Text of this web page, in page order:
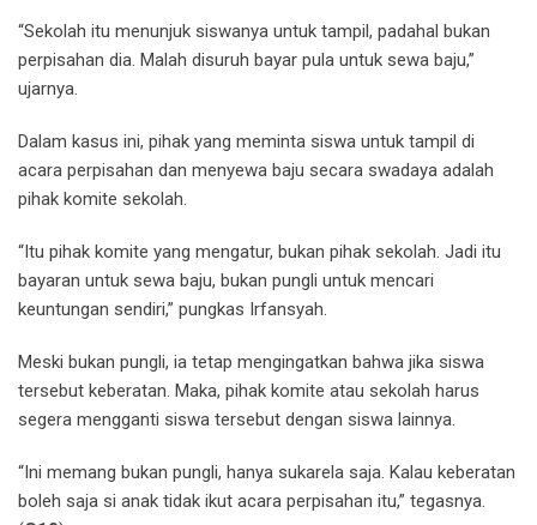
“Sekolah itu menunjuk siswanya untuk tampil, padahal bukan
perpisahan dia. Malah disuruh bayar pula untuk sewa baju,”
ujarnya.
Dalam kasus ini, pihak yang meminta siswa untuk tampil di
acara perpisahan dan menyewa baju secara swadaya adalah
pihak komite sekolah.
“Itu pihak komite yang mengatur, bukan pihak sekolah. Jadi itu
bayaran untuk sewa baju, bukan pungli untuk mencari
keuntungan sendiri,” pungkas Irfansyah.
Meski bukan pungli, ia tetap mengingatkan bahwa jika siswa
tersebut keberatan. Maka, pihak komite atau sekolah harus
segera mengganti siswa tersebut dengan siswa lainnya.
“Ini memang bukan pungli, hanya sukarela saja. Kalau keberatan
boleh saja si anak tidak ikut acara perpisahan itu,” tegasnya.